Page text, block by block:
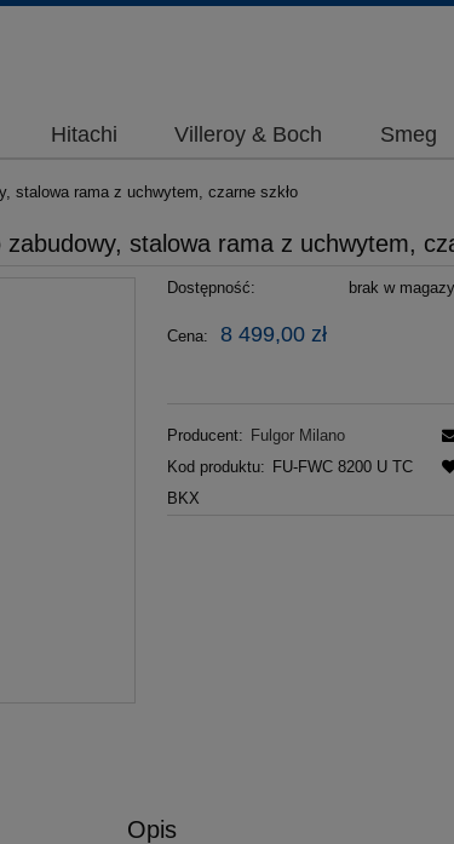
Hitachi Villeroy & Boch Smeg
stalowa rama z uchwytem, czarne szkło
stalowa rama z uchwytem,
Dostępność: brak w
Cena: 8 499,00 zł
Producent: Fulgor Milano
Kod produktu: FU-FWC 8200 U TC
BKX
Opis